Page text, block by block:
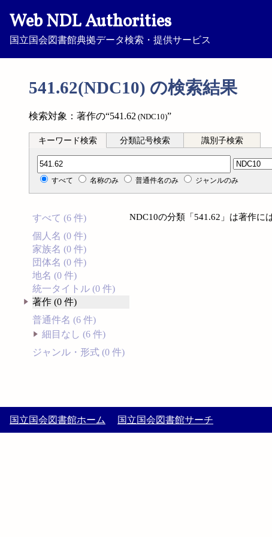
Web NDL Authorities
国立国会図書館典拠データ検索・提供サービス
541.62(NDC10) の検索結果
検索対象：著作の“541.62 (NDC10)”
キーワード検索 分類記号検索 識別子検索
分類記号検索
すべて 名称のみ 普通件名のみ ジャンルのみ
すべて (6 件)
個人名 (0 件)
家族名 (0 件)
団体名 (0 件)
地名 (0 件)
統一タイトル (0 件)
著作 (0 件)
普通件名 (6 件)
細目なし (6 件)
ジャンル・形式 (0 件)
NDC10の分類「541.62」は著作に
国立国会図書館ホーム 国立国会図書館サーチ